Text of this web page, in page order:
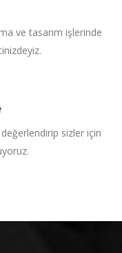
ve tasarım işlerinde
sizler için